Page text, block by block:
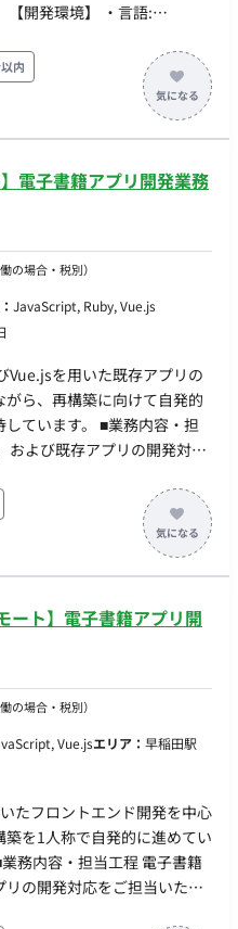
Lambda ・その他開発環
内
電子書籍アプリ開発業務
の場合・税別）
JavaScript, Ruby, Vue.js
Vue.jsを用いた既存アプリの
ら、再構築に向けて自発的
■業務内容・担
および既存アプリの開発対応
ムごとの人数は不明） ■開
- FW：Vue.js ■働き
間140〜190時間程度） ・リ
意できることが条件。地方在
ート】電子書籍アプリ開
の場合・税別）
Vue.jsエリア： 早稲田駅
たフロントエンド開発を中心
を1人称で自発的に進めてい
の開発対応をご担当いただ